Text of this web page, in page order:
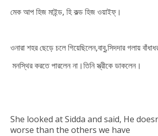
মেক আপ হিজ মাইন্ড, হি কল্ড হিজ ওয়াইফ্।
ওনারা শহর ছেড়ে চলে গিয়েছিলেন,বাবু,সিদদার গলায়
মনস্থির করতে পারলেন না।তিনি স্ত্রীকে ডাকলেন।
She looked at Sidda and said, He
worse than the others we have